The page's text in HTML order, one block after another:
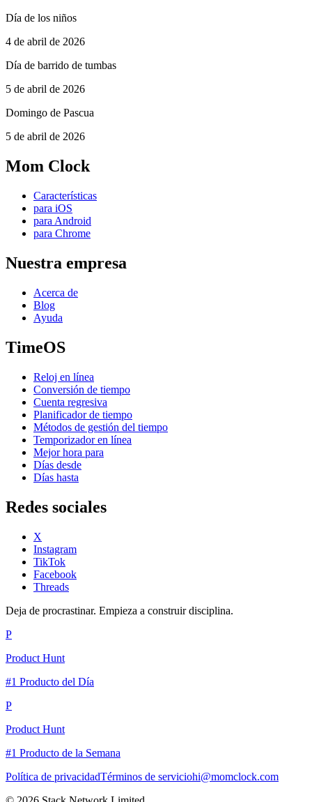
Día de los niños
4 de abril de 2026
Día de barrido de tumbas
5 de abril de 2026
Domingo de Pascua
5 de abril de 2026
Mom Clock
Características
para iOS
para Android
para Chrome
Nuestra empresa
Acerca de
Blog
Ayuda
TimeOS
Reloj en línea
Conversión de tiempo
Cuenta regresiva
Planificador de tiempo
Métodos de gestión del tiempo
Temporizador en línea
Mejor hora para
Días desde
Días hasta
Redes sociales
X
Instagram
TikTok
Facebook
Threads
Deja de procrastinar. Empieza a construir disciplina.
P
Product Hunt
#1 Producto del Día
P
Product Hunt
#1 Producto de la Semana
Política de privacidadTérminos de serviciohi@momclock.com